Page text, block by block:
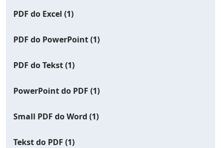
PDF do Excel (1)
PDF do PowerPoint(1)
PDF do Tekst(1)
PowerPoint do PDF (1)
Small PDF do Word (1)
Tekst do PDF (1)